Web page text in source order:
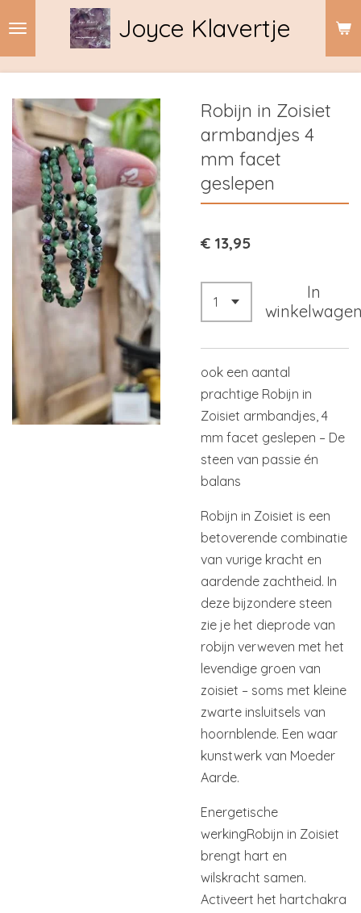
hoofdinhoud
Joyce Klavertje
Robijn in Zoisiet
armbandjes 4
mm facet
geslepen
€ 13,95
In
ook een aantal
prachtige Robijn in
Zoisiet armbandjes, 4
mm facet geslepen – De
steen van passie én
balans
Robijn in Zoisiet is een
betoverende combinatie
van vurige kracht en
aardende zachtheid. In
deze bijzondere steen
zie je het dieprode van
robijn verweven met het
levendige groen van
zoisiet – soms met kleine
zwarte insluitsels van
hoornblende. Een waar
kunstwerk van Moeder
Aarde.
Energetische
werkingRobijn in Zoisiet
brengt hart en
wilskracht samen.
Activeert het hartchakra